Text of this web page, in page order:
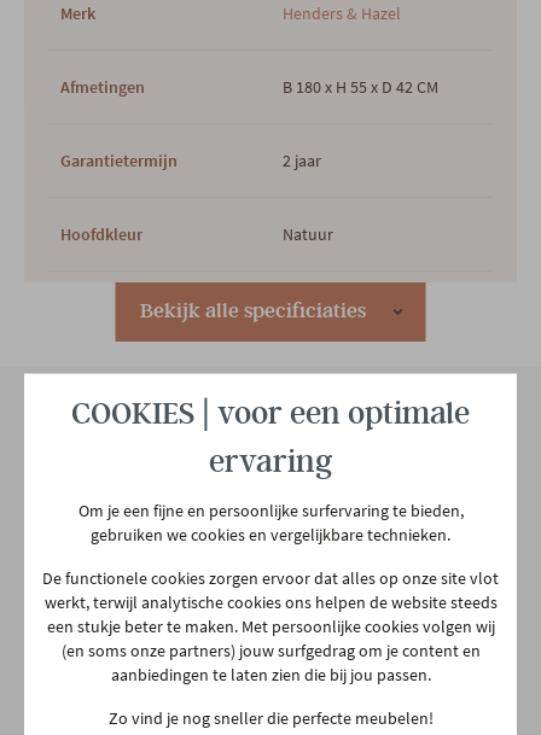
Bekijk alle specificiaties
Merk Henders & Hazel
Afmetingen B 180 x H 55 x D 42 CM
Garantietermijn 2 jaar
Hoofdkleur Natuur
Met verlichting Ja
Uitvoering greeplijst Zwart metaal
Hout
Materiaal poten Metaal
Met lades Ja
Woonstijl Modern Landelijk
Onze winkel
Aarschotsesteenweg 151
2500 Lier
03 480 42 26
info@gerowonen.be
10:00 - 18:30
Di
10:00 - 18:30
Woe
10:00 - 18:30
COOKIES | voor een optimale
ervaring
Om je een fijne en persoonlijke surfervaring te bieden,
gebruiken we cookies en vergelijkbare technieken.
De functionele cookies zorgen ervoor dat alles op onze site vlot
werkt, terwijl analytische cookies ons helpen de website steeds
een stukje beter te maken. Met persoonlijke cookies volgen wij
(en soms onze partners) jouw surfgedrag om je content en
aanbiedingen te laten zien die bij jou passen.
Zo vind je nog sneller die perfecte meubelen!